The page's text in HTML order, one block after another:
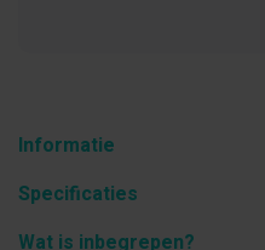
Informatie
Specificaties
Wat is inbegrepen?